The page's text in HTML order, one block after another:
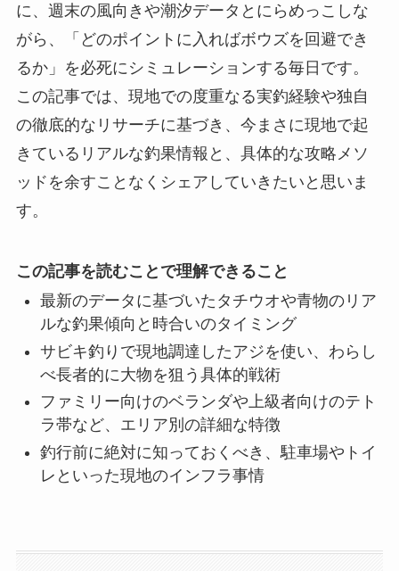
に、週末の風向きや潮汐データとにらめっこしな
がら、「どのポイントに入ればボウズを回避でき
るか」を必死にシミュレーションする毎日です。
この記事では、現地での度重なる実釣経験や独自
の徹底的なリサーチに基づき、今まさに現地で起
きているリアルな釣果情報と、具体的な攻略メソ
ッドを余すことなくシェアしていきたいと思いま
す。
この記事を読むことで理解できること
最新のデータに基づいたタチウオや青物のリア
ルな釣果傾向と時合いのタイミング
サビキ釣りで現地調達したアジを使い、わらし
べ長者的に大物を狙う具体的戦術
ファミリー向けのベランダや上級者向けのテト
ラ帯など、エリア別の詳細な特徴
釣行前に絶対に知っておくべき、駐車場やトイ
レといった現地のインフラ事情